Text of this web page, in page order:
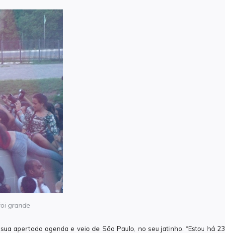
grande
apertada agenda e veio de São Paulo, no seu jatinho. “Estou há 23